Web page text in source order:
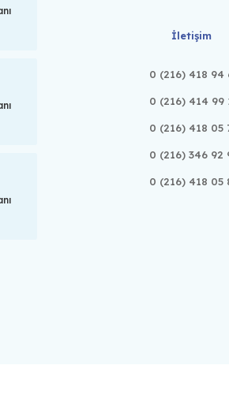
İletişim
0 (216) 418 94
0 (216) 414 99
0 (216) 418 05
0 (216) 346 92
0 (216) 418 05